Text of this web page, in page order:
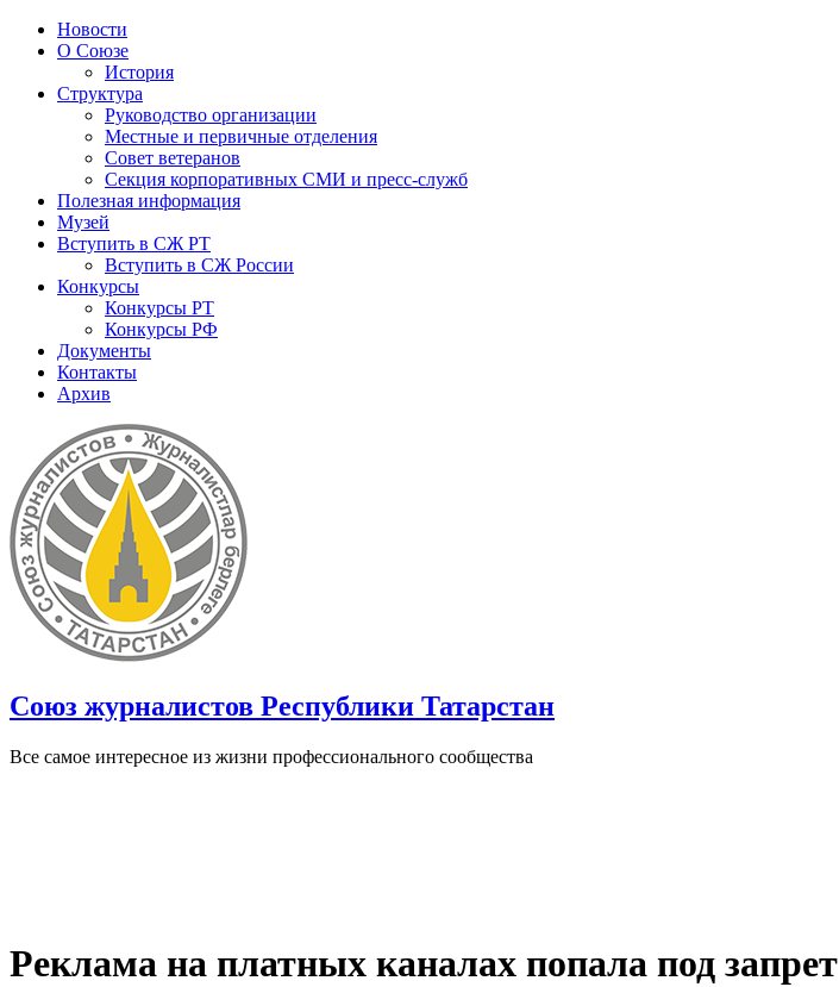
Новости
О Союзе
История
Структура
Руководство организации
Местные и первичные отделения
Совет ветеранов
Секция корпоративных СМИ и пресс-служб
Полезная информация
Музей
Вступить в СЖ РТ
Вступить в СЖ России
Конкурсы
Конкурсы РТ
Конкурсы РФ
Документы
Контакты
Архив
Союз журналистов Республики Татарстан
Все самое интересное из жизни профессионального сообщества
Реклама на платных каналах попала под запрет